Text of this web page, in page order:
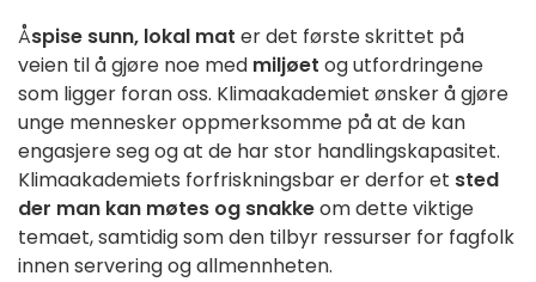
Åspise sunn, lokal mat er det første skrittet på
veien til å gjøre noe med miljøet og utfordringene
som ligger foran oss. Klimaakademiet ønsker å gjøre
unge mennesker oppmerksomme på at de kan
engasjere seg og at de har stor handlingskapasitet.
Klimaakademiets forfriskningsbar er derfor et sted
der man kan møtes og snakkeom dette viktige
temaet, samtidig som den tilbyr ressurser for fagfolk
innen servering og allmennheten.